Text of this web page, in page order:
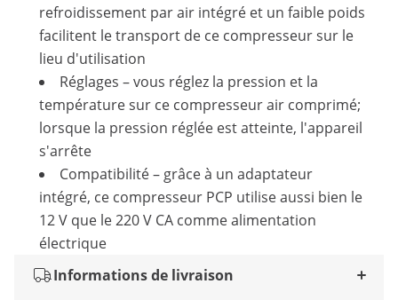
refroidissement par air intégré et un faible poids
facilitent le transport de ce compresseur sur le
lieu d'utilisation
Réglages – vous réglez la pression et la
température sur ce compresseur air comprimé;
lorsque la pression réglée est atteinte, l'appareil
s'arrête
Compatibilité – grâce à un adaptateur
intégré, ce compresseur PCP utilise aussi bien le
12 V que le 220 V CA comme alimentation
électrique
Informations de livraison